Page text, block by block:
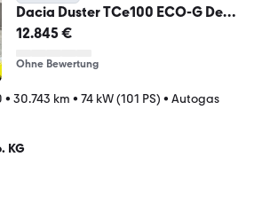
Dacia Duster TCe100 ECO-G Deal
LPG AUTOGAS
12.845 €
Ohne Bewertung
• 30.743 km • 74 kW (101 PS) • Autogas
KG